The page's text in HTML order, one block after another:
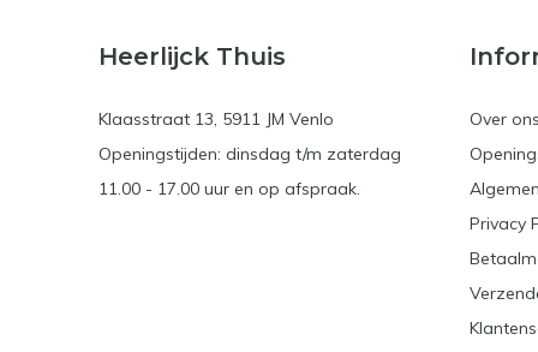
Heerlijck Thuis
Klaasstraat 13, 5911 JM Venlo
Openingstijden: dinsdag t/m zaterdag
11.00 - 17.00 uur en op afspraak.
Over
Privacy